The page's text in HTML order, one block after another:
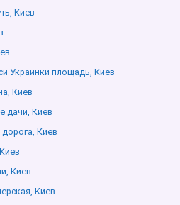
Киев
Украинки площадь, Киев
Киев
дачи, Киев
Киев
Киев
Киев